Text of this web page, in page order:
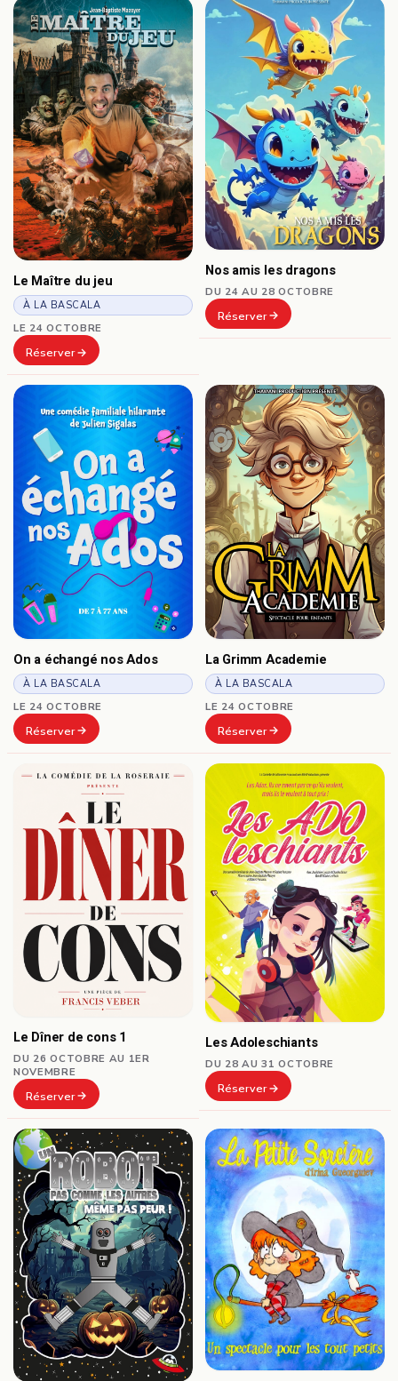
Le Maître du jeu
À LA BASCALA
LE 24 OCTOBRE
Réserver
Nos amis les dragons
DU 24 AU 28 OCTOBRE
Réserver
On a échangé nos Ados
À LA BASCALA
LE 24 OCTOBRE
Réserver
La Grimm Academie
À LA BASCALA
LE 24 OCTOBRE
Réserver
Le Dîner de cons 1
DU 26 OCTOBRE AU 1ER
NOVEMBRE
Réserver
Les Adoleschiants
DU 28 AU 31 OCTOBRE
Réserver